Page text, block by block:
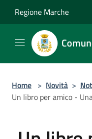
Regione Marche
Home > Novità >
Un libro per amico -